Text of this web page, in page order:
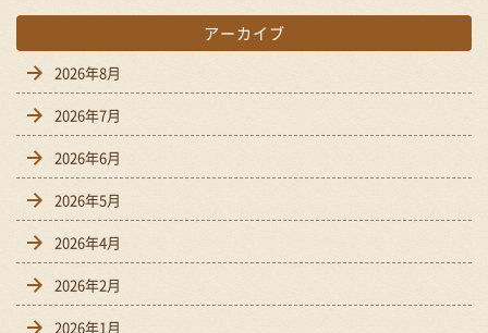
アーカイブ
2026年8月
2026年7月
2026年6月
2026年5月
2026年4月
2026年2月
2026年1月